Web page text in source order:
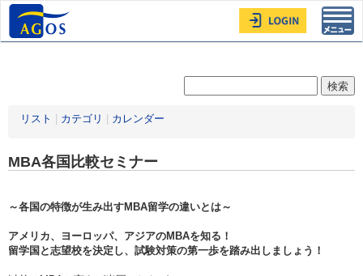
リスト カテゴリ カレンダー
MBA各国比較セミナー
～各国の特徴が生み出すMBA留学の違いとは～
アメリカ、ヨーロッパ、アジアのMBAを知る！
留学国と志望校を決定し、試験対策の第一歩を踏み出しましょう！